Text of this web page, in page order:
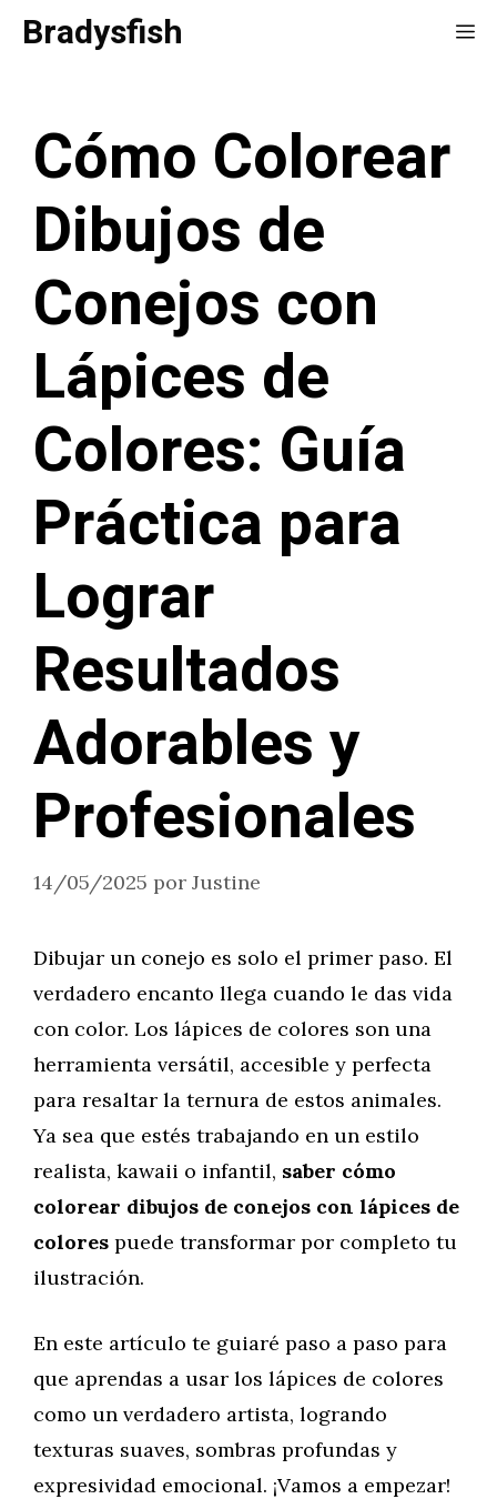
SaltarBradysfish
Cómo Colorear
Dibujos de
Conejos con
Lápices de
Colores: Guía
Práctica para
Lograr
Resultados
Adorables y
Profesionales
14/05/2025 por Justine
Dibujar un conejo es solo el primer paso. El
verdadero encanto llega cuando le das vida
con color. Los lápices de colores son una
herramienta versátil, accesible y perfecta
para resaltar la ternura de estos animales.
Ya sea que estés trabajando en un estilo
realista, kawaii o infantil, saber cómo
colorear dibujos de conejos con lápices de
colores puede transformar por completo tu
ilustración.
En este artículo te guiaré paso a paso para
que aprendas a usar los lápices de colores
como un verdadero artista, logrando
texturas suaves, sombras profundas y
expresividad emocional. ¡Vamos a empezar!